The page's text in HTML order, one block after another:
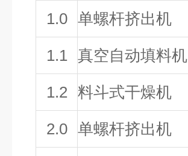
1.0 单螺杆挤出机
1.1 真空自动填料机
1.2 料斗式干燥机
2.0 单螺杆挤出机